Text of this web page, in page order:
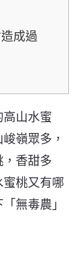
成過
山水蜜
嶺眾多，
香甜多
桃又有哪
無毒農」